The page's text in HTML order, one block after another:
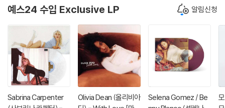
LP]
예스24 수입 Exclusive LP 알림신청
Sabrina Carpenter
Olivia Dean (올리비아
Selena Gomez / Be